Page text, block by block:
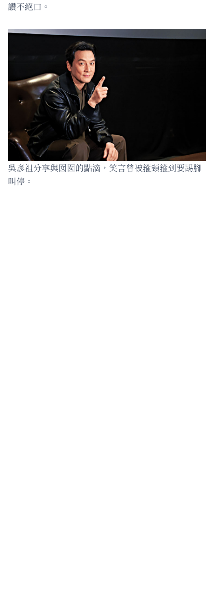
讚不絕口。
吳彥祖分享與囡囡的點滴，笑言曾被箍頸箍到要踢腳
叫停。